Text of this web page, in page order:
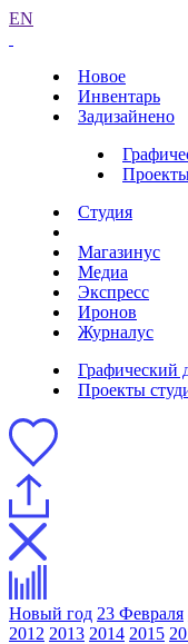
EN
Новое
Инвентарь
Задизайнено
Студия
Магазинус
Медиа
Экспресс
Иронов
Журналус
Графический
Проекты
Новый год 23 Февраля
2012 2013 2014 2015